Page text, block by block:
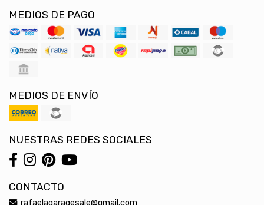
MEDIOS DE PAGO
MEDIOS DE ENVÍO
NUESTRAS REDES SOCIALES
CONTACTO